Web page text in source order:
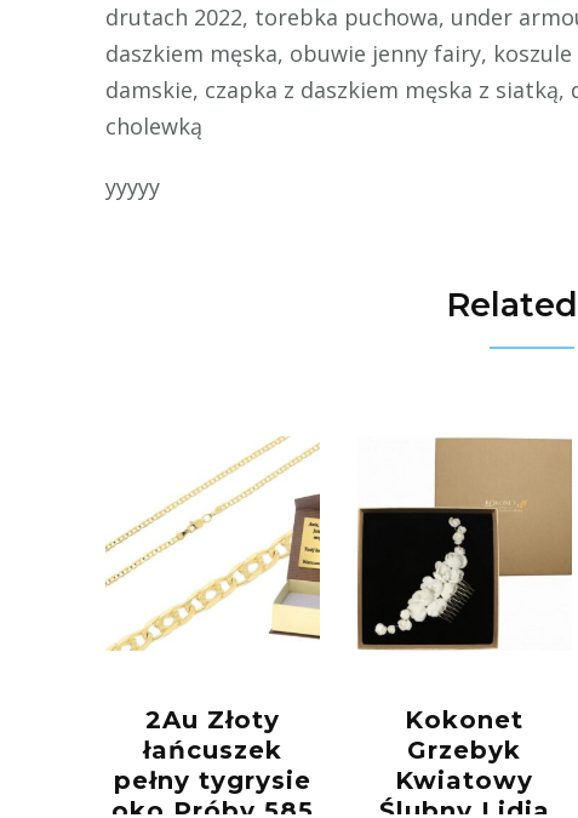
drutach 2022, torebka puchowa, under
daszkiem męska, obuwie jenny fairy,
damskie, czapka z daszkiem męska z
cholewką
yyyyy
2Au Złoty
łańcuszek
pełny tygrysie
oko Próby 585
Kokonet
Grzebyk
Kwiatowy
Ślubny Lidia